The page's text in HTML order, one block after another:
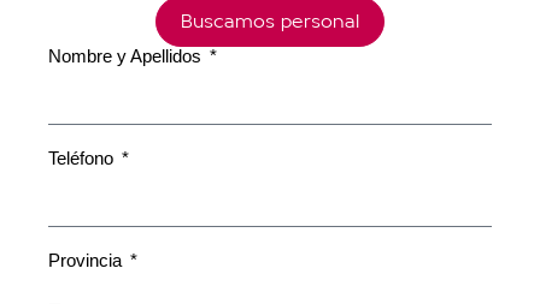
Buscamos personal
Nombre y Apellidos
Teléfono
Provincia